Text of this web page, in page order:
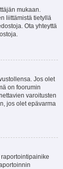
mukaan.
liittämistä tietyllä
Ota yhteyttä
Jos olet
on foorumin
varoitusten
jos olet epävarma